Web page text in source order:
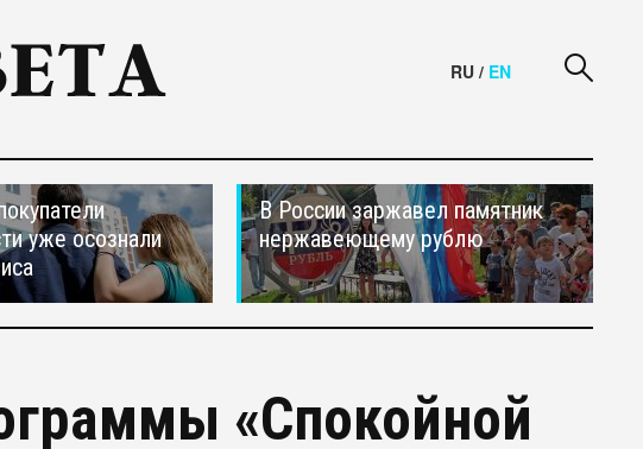
RU / EN
уже осознали
В России заржавел памятник
нержавеющему рублю
«Спокойной